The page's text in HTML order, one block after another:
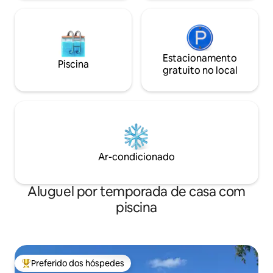
Piscina
Estacionamento
gratuito no local
Ar-condicionado
Aluguel por temporada de casa com
piscina
Entre os melhores preferidos dos hóspedes
Preferido dos hóspedes